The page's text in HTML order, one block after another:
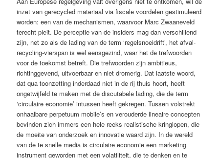
inzet van gerecycled materiaal via fiscale voordelen gestimuleerd
worden: een van de mechanismen, waarvoor Marc Zwaaneveld
terecht pleit. De perceptie van de insiders mag dan verschillend
zijn, net zo als de lading van de term ‘regelsnoeidrift’, het afval-
recycling-vierspan is wel eensgezind, waar het de trefwoorden
voor de toekomst betreft. Die trefwoorden zijn ambitieus,
richtinggevend, uitvoerbaar en niet dromerig. Dat laatste woord,
dat qua toonzetting inderdaad niet in de rij thuis hoort, heeft
ongetwijfeld te maken met de discutabele lading, die de term
‘circulaire economie’ intussen heeft gekregen. Tussen volstrekt
onhaalbare perpetuum mobile’s en verouderde lineaire concepten
bevinden zich immers een hele reeks realistische kringlopen, die
de moeite van onderzoek en innovatie waard zijn. In de wereld
van de te snelle media is circulaire economie een marketing
instrument geworden met een volatiliteit, die te denken en te